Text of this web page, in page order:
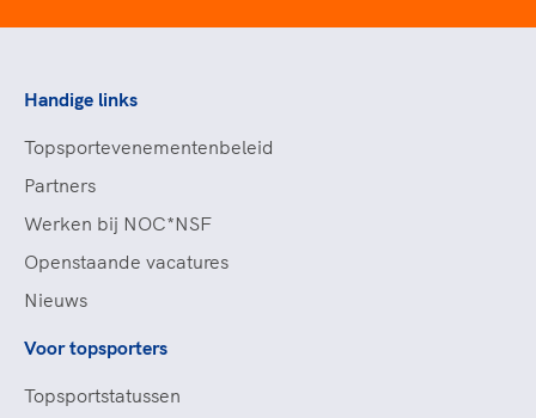
Handige links
Topsportevenementenbeleid
Partners
Werken bij NOC*NSF
Openstaande vacatures
Nieuws
Voor topsporters
Topsportstatussen